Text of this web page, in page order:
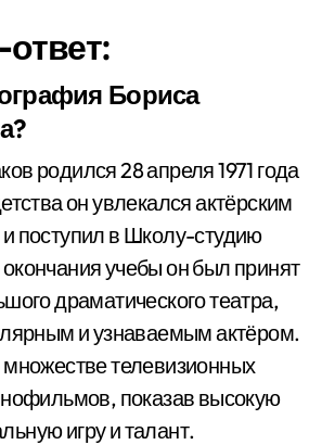
Бориса
родился 28 апреля 1971 года
он увлекался актёрским
поступил в Школу-студию
учебы он был принят
драматического театра,
и узнаваемым актёром.
телевизионных
показав высокую
игру и талант.